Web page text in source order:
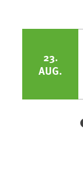
23.
AUG.